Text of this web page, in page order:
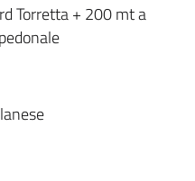
Torretta + 200 mt a